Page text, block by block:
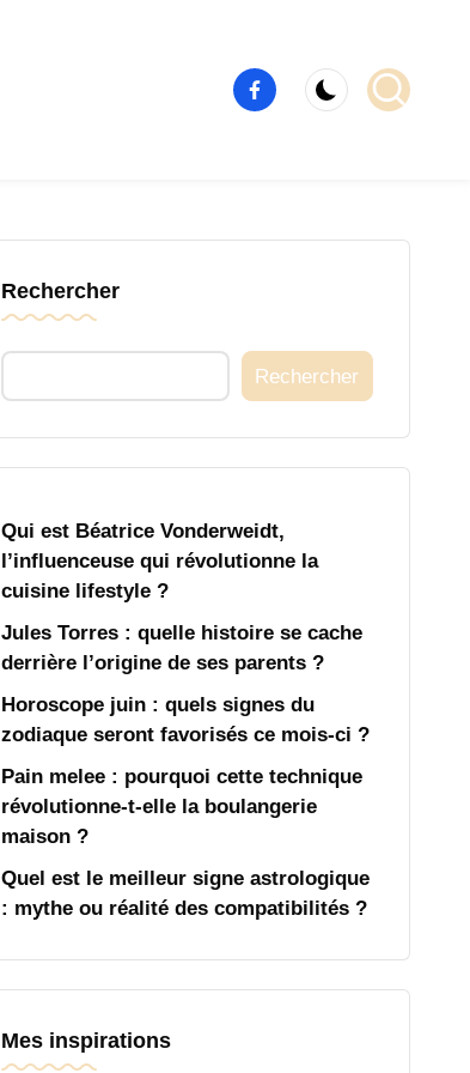
Élément
de
Rechercher
Rechercher
Qui est Béatrice Vonderweidt,
l’influenceuse qui révolutionne la
cuisine lifestyle ?
Jules Torres : quelle histoire se cache
derrière l’origine de ses parents ?
Horoscope juin : quels signes du
zodiaque seront favorisés ce mois-ci ?
Pain melee : pourquoi cette technique
révolutionne-t-elle la boulangerie
maison ?
Quel est le meilleur signe astrologique
: mythe ou réalité des compatibilités ?
Mes inspirations